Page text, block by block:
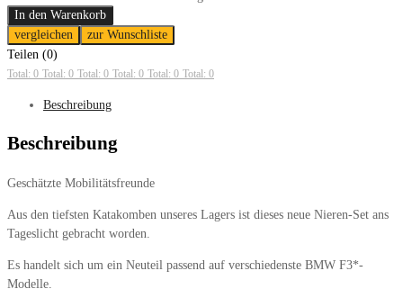
In den Warenkorb
vergleichen
zur Wunschliste
Teilen (0)
Total: 0 Total: 0 Total: 0 Total: 0 Total: 0 Total: 0
Beschreibung
Beschreibung
Geschätzte Mobilitätsfreunde
Aus den tiefsten Katakomben unseres Lagers ist dieses neue Nieren-Set ans
Tageslicht gebracht worden.
Es handelt sich um ein Neuteil passend auf verschiedenste BMW F3*-
Modelle.